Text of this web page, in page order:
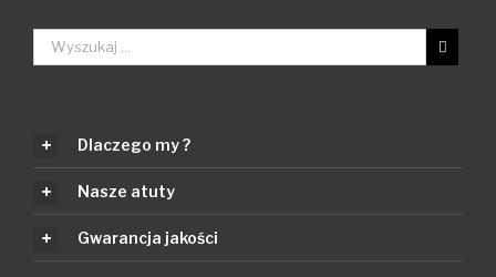
Dlaczego my ?
Nasze atuty
Gwarancja jakości